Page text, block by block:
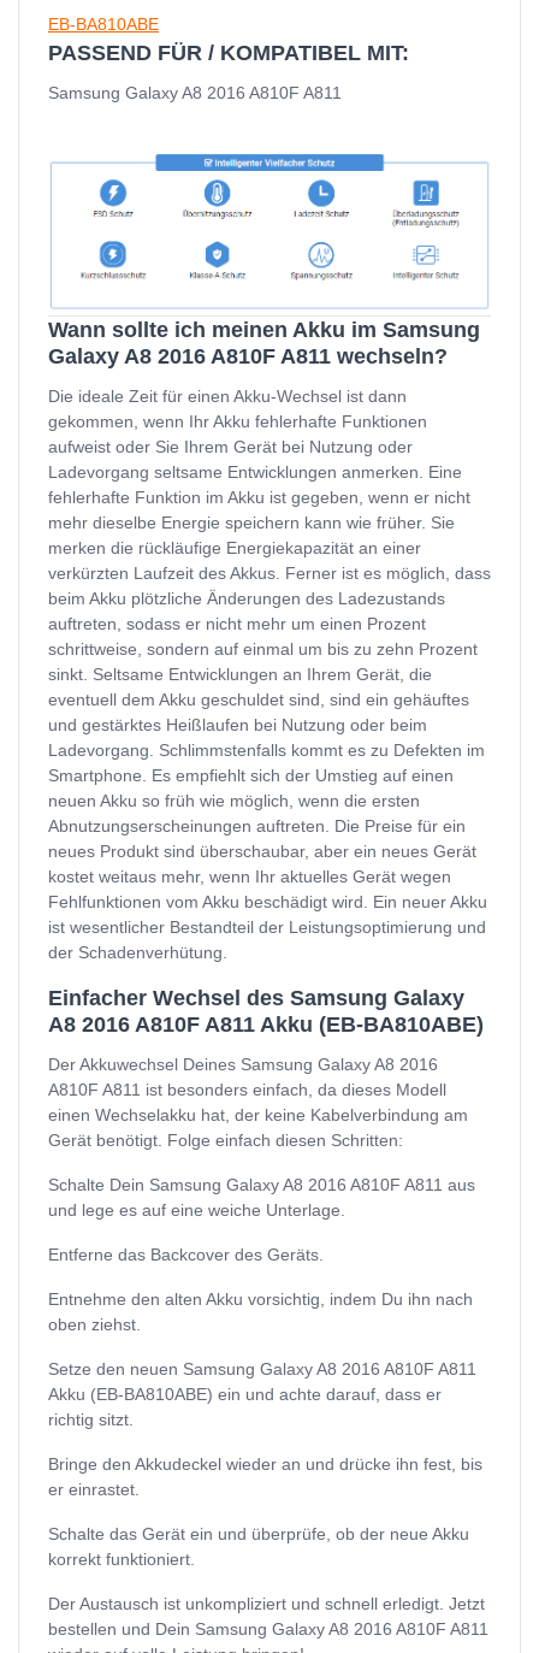
EB-BA810ABE
PASSEND FÜR / KOMPATIBEL MIT:
Samsung Galaxy A8 2016 A810F A811
Wann sollte ich meinen Akku im Samsung
Galaxy A8 2016 A810F A811 wechseln?
Die ideale Zeit für einen Akku-Wechsel ist dann
gekommen, wenn Ihr Akku fehlerhafte Funktionen
aufweist oder Sie Ihrem Gerät bei Nutzung oder
Ladevorgang seltsame Entwicklungen anmerken. Eine
fehlerhafte Funktion im Akku ist gegeben, wenn er nicht
mehr dieselbe Energie speichern kann wie früher. Sie
merken die rückläufige Energiekapazität an einer
verkürzten Laufzeit des Akkus. Ferner ist es möglich, dass
beim Akku plötzliche Änderungen des Ladezustands
auftreten, sodass er nicht mehr um einen Prozent
schrittweise, sondern auf einmal um bis zu zehn Prozent
sinkt. Seltsame Entwicklungen an Ihrem Gerät, die
eventuell dem Akku geschuldet sind, sind ein gehäuftes
und gestärktes Heißlaufen bei Nutzung oder beim
Ladevorgang. Schlimmstenfalls kommt es zu Defekten im
Smartphone. Es empfiehlt sich der Umstieg auf einen
neuen Akku so früh wie möglich, wenn die ersten
Abnutzungserscheinungen auftreten. Die Preise für ein
neues Produkt sind überschaubar, aber ein neues Gerät
kostet weitaus mehr, wenn Ihr aktuelles Gerät wegen
Fehlfunktionen vom Akku beschädigt wird. Ein neuer Akku
ist wesentlicher Bestandteil der Leistungsoptimierung und
der Schadenverhütung.
Einfacher Wechsel des Samsung Galaxy
A8 2016 A810F A811 Akku (EB-BA810ABE)
Der Akkuwechsel Deines Samsung Galaxy A8 2016
A810F A811 ist besonders einfach, da dieses Modell
einen Wechselakku hat, der keine Kabelverbindung am
Gerät benötigt. Folge einfach diesen Schritten:
Schalte Dein Samsung Galaxy A8 2016 A810F A811 aus
und lege es auf eine weiche Unterlage.
Entferne das Backcover des Geräts.
Entnehme den alten Akku vorsichtig, indem Du ihn nach
oben ziehst.
Setze den neuen Samsung Galaxy A8 2016 A810F A811
Akku (EB-BA810ABE) ein und achte darauf, dass er
richtig sitzt.
Bringe den Akkudeckel wieder an und drücke ihn fest, bis
er einrastet.
Schalte das Gerät ein und überprüfe, ob der neue Akku
korrekt funktioniert.
Der Austausch ist unkompliziert und schnell erledigt. Jetzt
bestellen und Dein Samsung Galaxy A8 2016 A810F A811